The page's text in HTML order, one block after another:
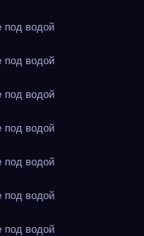
водой
водой
водой
водой
водой
водой
водой